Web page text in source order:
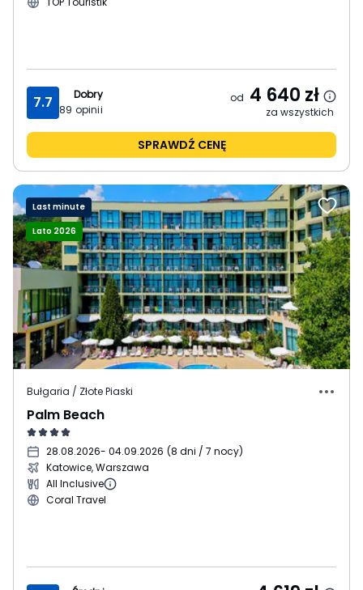
7.7
Dobry
89 opinii
od 4 640 zł
za wszystkich
SPRAWDŹ CENĘ
Last minute
Lato 2026
Bułgaria / Złote Piaski
Palm Beach
28.08.2026- 04.09.2026 (8 dni / 7 nocy)
Katowice, Warszawa
All Inclusive
Coral Travel